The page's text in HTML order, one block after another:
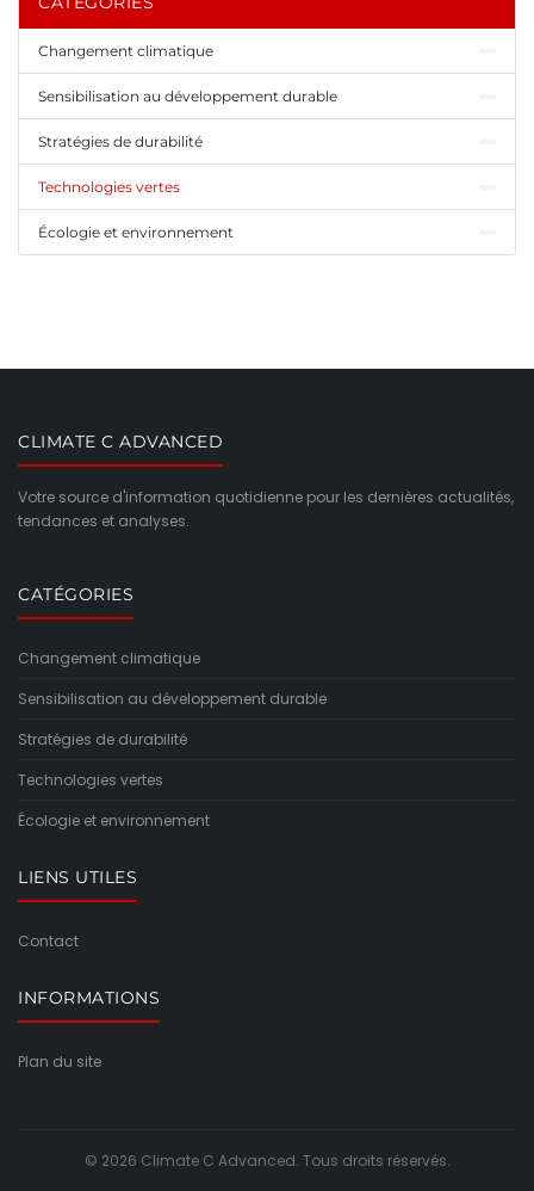
Changement climatique
Sensibilisation au développement durable
Stratégies de durabilité
Technologies vertes
Écologie et environnement
CLIMATE C ADVANCED
Votre source d'information quotidienne pour les dernières actualités,
tendances et analyses.
CATÉGORIES
Changement climatique
Sensibilisation au développement durable
Stratégies de durabilité
Technologies vertes
Écologie et environnement
LIENS UTILES
Contact
INFORMATIONS
Plan du site
© 2026 Climate C Advanced. Tous droits réservés.